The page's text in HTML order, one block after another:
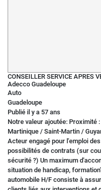
CONSEILLER SERVICE APRES
Adecco Guadeloupe
Auto
Guadeloupe
Publié il y a 57 ans
Notre valeur ajoutée: Proximité
Martinique / Saint-Martin /
Acteur engagé pour l'emploi
possibilités de contrats (sur
sécurité ?) Un maximum
situation de handicap,
automobile H/F consiste à